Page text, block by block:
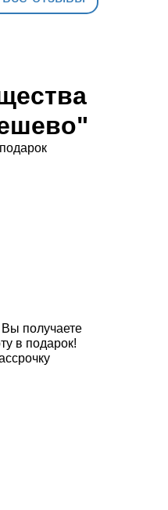
Вы получаете
в подарок!